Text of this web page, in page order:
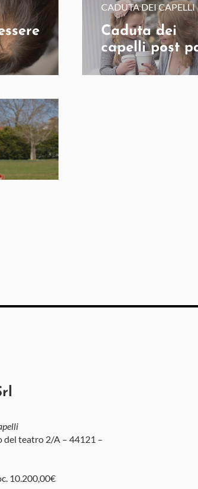
CADUTA DEI CAPELLI
Caduta dei
capelli post
del teatro 2/A – 44121 –
10.200,00€